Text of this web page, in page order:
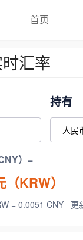
首页
汇率
持有
）=
（KRW）
= 0.0051 CNY 更